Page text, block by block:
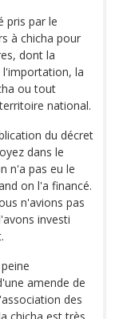
pris par le
à chicha pour
dont la
l'importation, la
ou tout
national.
du décret
dans le
n'a pas eu le
on l'a financé.
n'avions pas
investi
amende de
des